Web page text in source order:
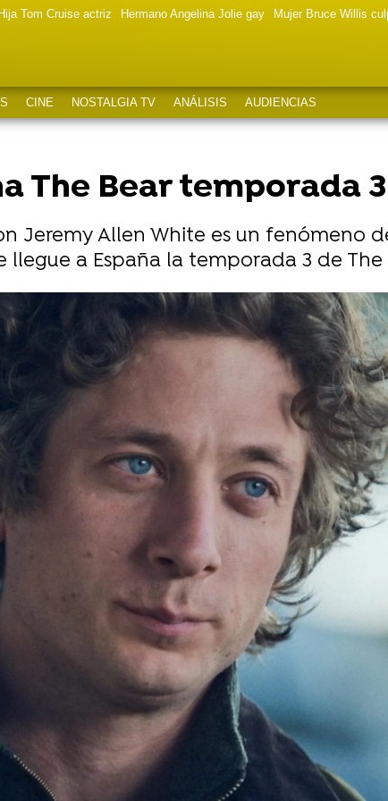
Hija Tom Cruise actriz Hermano Angelina Jolie gay Mujer Bruce Willis
CINE NOSTALGIA TV ANÁLISIS AUDIENCIAS
The Bear temporada
Jeremy Allen White es un fenómeno
a España la temporada 3 de The
habilidades con Rosalía jugando a los
Whatsapp
de FX con gran acogida de la crítica y